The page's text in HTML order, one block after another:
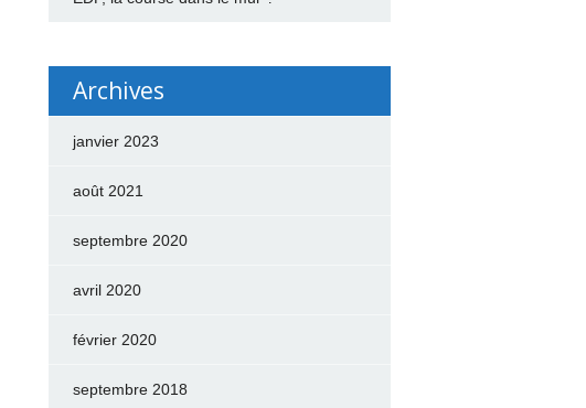
Archives
janvier 2023
août 2021
septembre 2020
avril 2020
février 2020
septembre 2018